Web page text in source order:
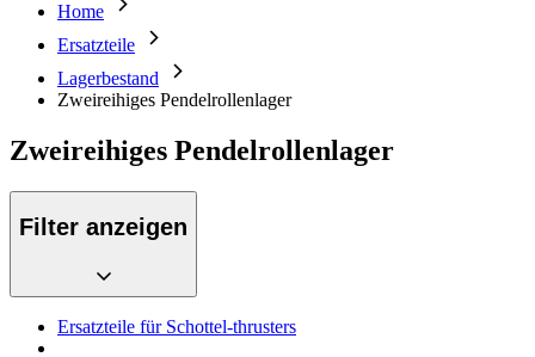
Home
Ersatzteile
Lagerbestand
Zweireihiges Pendelrollenlager
Zweireihiges Pendelrollenlager
Filter anzeigen
Ersatzteile für Schottel-thrusters